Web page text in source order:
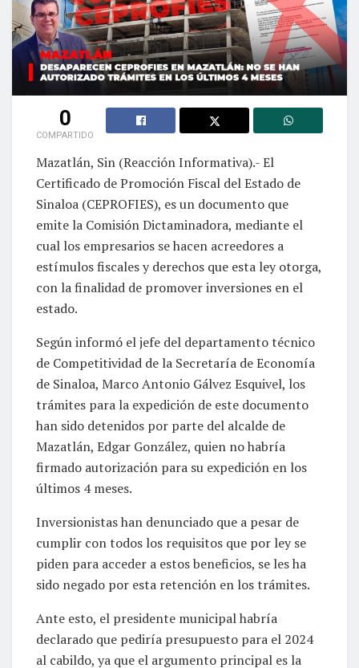
0
COMPARTIDO
Mazatlán, Sin (Reacción Informativa).- El
Certificado de Promoción Fiscal del Estado de
Sinaloa (CEPROFIES), es un documento que
emite la Comisión Dictaminadora, mediante el
cual los empresarios se hacen acreedores a
estímulos fiscales y derechos que esta ley otorga,
con la finalidad de promover inversiones en el
estado.
Según informó el jefe del departamento técnico
de Competitividad de la Secretaría de Economía
de Sinaloa, Marco Antonio Gálvez Esquivel, los
trámites para la expedición de este documento
han sido detenidos por parte del alcalde de
Mazatlán, Edgar González, quien no habría
firmado autorización para su expedición en los
últimos 4 meses.
Inversionistas han denunciado que a pesar de
cumplir con todos los requisitos que por ley se
piden para acceder a estos beneficios, se les ha
sido negado por esta retención en los trámites.
Ante esto, el presidente municipal habría
declarado que pediría presupuesto para el 2024
al cabildo, ya que el argumento principal es la